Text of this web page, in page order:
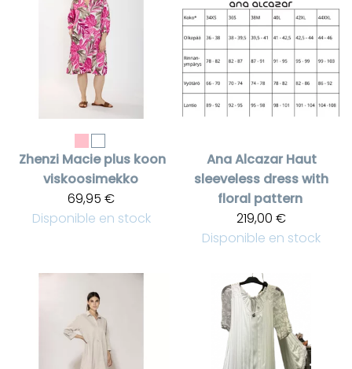
Zhenzi Macie plus koon
viskoosimekko
69,95 €
Disponible en stock
Ana Alcazar Haut
sleeveless dress with
floral pattern
219,00 €
Disponible en stock